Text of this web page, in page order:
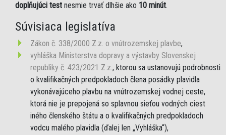
doplňujúci test nesmie trvať dlhšie ako 10 minút.
Súvisiaca legislatíva
Zákon č. 338/2000 Z.z. o vnútrozemskej plavbe,
vyhláška Ministerstva dopravy a výstavby Slovenskej
republiky č. 423/2021 Z.z., ktorou sa ustanovujú podrobnosti
o kvalifikačných predpokladoch člena posádky plavidla
vykonávajúceho plavbu na vnútrozemskej vodnej ceste,
ktorá nie je prepojená so splavnou sieťou vodných ciest
iného členského štátu a o kvalifikačných predpokladoch
vodcu malého plavidla (ďalej len „Vyhláška“),